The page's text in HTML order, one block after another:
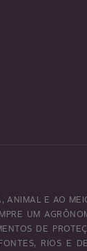
ANIMAL E AO
UM
DE
RIOS E